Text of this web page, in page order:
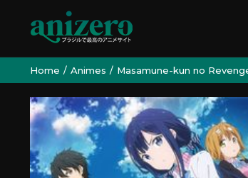
Home Animes Masamune-kun no